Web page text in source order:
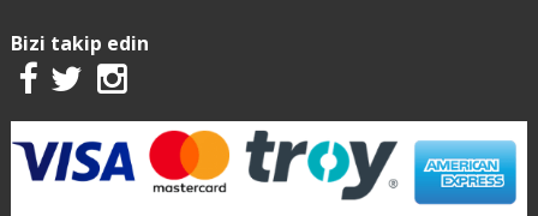
Bizi takip edin